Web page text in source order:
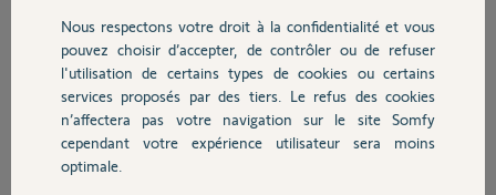
Chauffage
Autres produits
Participer au fil de discussion
C'est ce que j'ai fait mais ça le détecte pas!
Nous respectons votre droit à la confidentialité et vous
pouvez choisir d’accepter, de contrôler ou de refuser
l'utilisation de certains types de cookies ou certains
services proposés par des tiers. Le refus des cookies
n’affectera pas votre navigation sur le site Somfy
cependant votre expérience utilisateur sera moins
optimale.